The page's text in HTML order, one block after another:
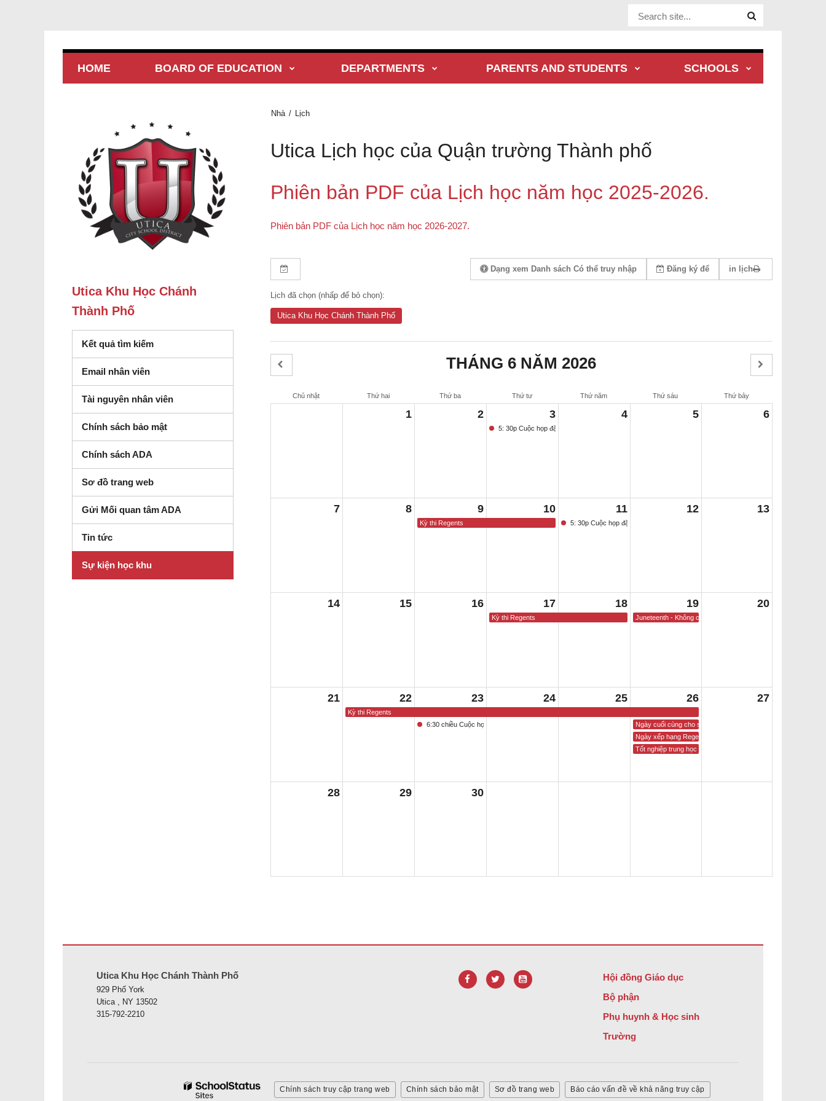
Website Site
HOME BOARD OF EDUCATION DEPARTMENTS PARENTS AND STUDENTS SCHOOLS
Nhà Lịch
Utica Lịch học của Quận trường Thành phố
Phiên bản PDF của Lịch học năm học 2025-2026.
Phiên bản PDF của Lịch học năm học 2026-2027.
Dạng xem Danh sách Có thể truy nhập Đăng ký để in lịch
Lịch đã chọn (nhấp để bỏ chọn):
Utica Khu Học Chánh Thành Phố
THÁNG 6 NĂM 2026
Chủ nhật Thứ hai Thứ ba Thứ tư Thứ năm Thứ sáu Thứ bảy
1 2 3
5: 30p Cuộc họp đặc biệt của Hội đồng Giáo dục
4 5 6
7 8 9
Kỳ thi Regents
10 11
5: 30p Cuộc họp đặc biệt của Hội đồng Giáo dục
12 13
14 15 16 17
Kỳ thi Regents
18 19
Juneteenth - Không có trường học
20
21 22
Kỳ thi Regents
23
6:30 chiều Cuộc họp Hội đồng Giáo dục
24 25 26
Ngày cuối cùng cho sinh viên
Ngày xếp hạng Regents
Tốt nghiệp trung học phổ thông
27
28 29 30
Utica Khu Học Chánh
Thành Phố
Kết quả tìm kiếm
Email nhân viên
Tài nguyên nhân viên
Chính sách bảo mật
Chính sách ADA
Sơ đồ trang web
Gửi Mối quan tâm ADA
Tin tức
Sự kiện học khu
Utica Khu Học Chánh Thành Phố
929 Phố York
Utica , NY 13502
315-792-2210
Hội đồng Giáo dục
Bộ phận
Phụ huynh & Học sinh
Trường
Chính sách truy cập trang web Chính sách bảo mật Sơ đồ trang web Báo cáo vấn đề về khả năng truy cập